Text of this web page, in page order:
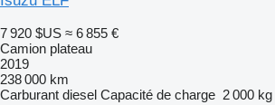
7 920 $US ≈ 6 855 €
Camion plateau
2019
238 000 km
Carburant diesel Capacité de charge 2 000 kg